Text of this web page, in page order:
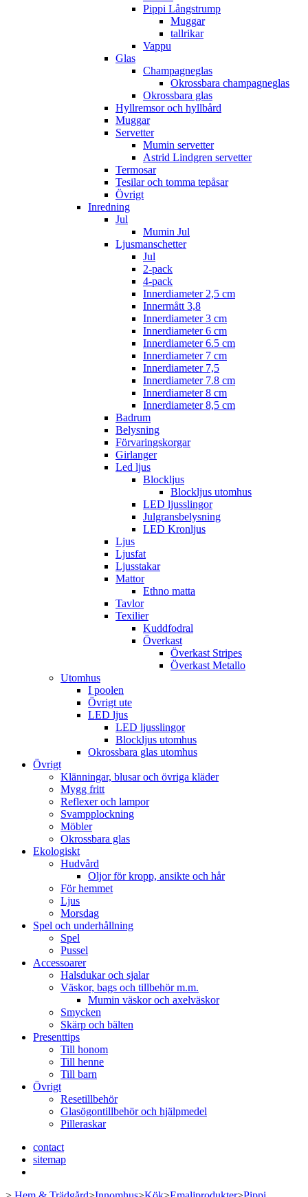
Pippi Långstrump
Muggar
tallrikar
Vappu
Glas
Champagneglas
Okrossbara champagneglas
Okrossbara glas
Hyllremsor och hyllbård
Muggar
Servetter
Mumin servetter
Astrid Lindgren servetter
Termosar
Tesilar och tomma tepåsar
Övrigt
Inredning
Jul
Mumin Jul
Ljusmanschetter
Jul
2-pack
4-pack
Innerdiameter 2,5 cm
Innermått 3,8
Innerdiameter 3 cm
Innerdiameter 6 cm
Innerdiameter 6.5 cm
Innerdiameter 7 cm
Innerdiameter 7,5
Innerdiameter 7.8 cm
Innerdiameter 8 cm
Innerdiameter 8,5 cm
Badrum
Belysning
Förvaringskorgar
Girlanger
Led ljus
Blockljus
Blockljus utomhus
LED ljusslingor
Julgransbelysning
LED Kronljus
Ljus
Ljusfat
Ljusstakar
Mattor
Ethno matta
Tavlor
Texilier
Kuddfodral
Överkast
Överkast Stripes
Överkast Metallo
Utomhus
I poolen
Övrigt ute
LED ljus
LED ljusslingor
Blockljus utomhus
Okrossbara glas utomhus
Övrigt
Klänningar, blusar och övriga kläder
Mygg fritt
Reflexer och lampor
Svampplockning
Möbler
Okrossbara glas
Ekologiskt
Hudvård
Oljor för kropp, ansikte och hår
För hemmet
Ljus
Morsdag
Spel och underhållning
Spel
Pussel
Accessoarer
Halsdukar och sjalar
Väskor, bags och tillbehör m.m.
Mumin väskor och axelväskor
Smycken
Skärp och bälten
Presenttips
Till honom
Till henne
Till barn
Övrigt
Resetillbehör
Glasögontillbehör och hjälpmedel
Pilleraskar
contact
sitemap